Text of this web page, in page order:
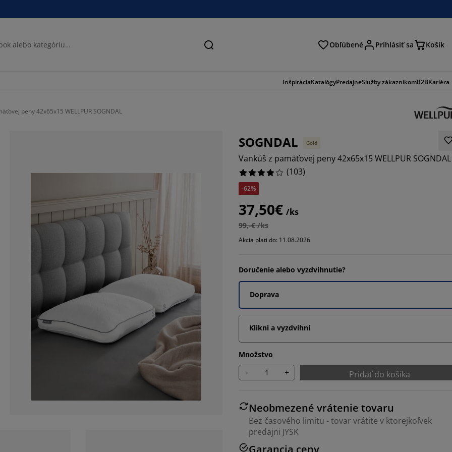
Hľadať Obľúbené Prihlásiť sa Košík
InšpiráciaKatalógyPredajneSlužby zákazníkomB2BKariéra
peny 42x65x15 WELLPUR SOGNDAL
SOGNDAL Gold
Vankúš z pamäťovej peny 42x65x15 WELLPUR SOGNDAL
(103)
-62%
37,50€ /ks
99,-€ /ks
Akcia platí do: 11.08.2026
Doručenie alebo vyzdvihnutie?
Doprava
Klikni a vyzdvihni
Množstvo
- + Pridať do košíka
Neobmezené vrátenie tovaru
Bez časového limitu - tovar vrátite v ktorejkoľvek
predajni JYSK
Garancia ceny
6.796116504854369%
19.41747572815534%